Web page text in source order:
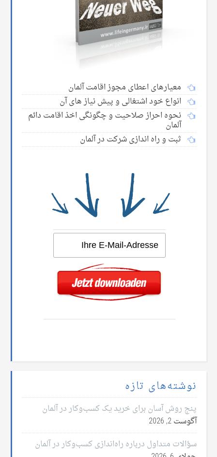
معیارهای اعطای مجوز اقامت آلمان
انواع خود اشتغالی و پیش نیاز های آن
نحوه احراز صلاحیت و چگونگی اخذ اقامت دائم
آلمان
ثبت و راه اندازی شرکت در آلمان
نوشته‌های تازه
پنج روش آسان برای خرید یک کسب‌وکار در آلمان
آگوست 2, 2026
سؤالات متداول درباره راه‌اندازی کسب‌وکار در آلمان